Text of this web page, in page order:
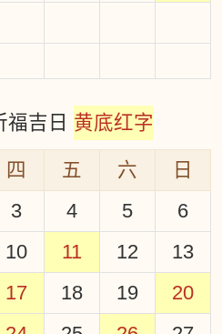
福吉日 黄底红字
四 五 六
日
3 4 5
6
10 11 12
13
17 18 19
20